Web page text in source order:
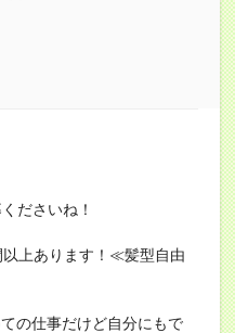
ださいね！
上あります！≪髪型自由
の仕事だけど自分にもで